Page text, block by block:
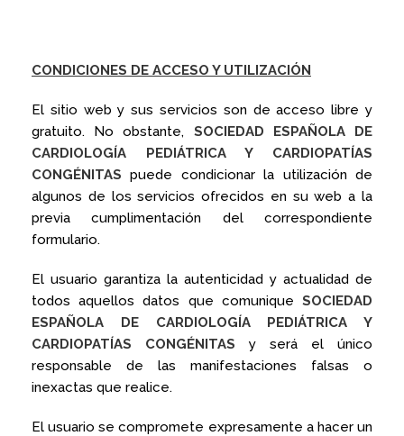
CONDICIONES DE ACCESO Y UTILIZACIÓN
El sitio web y sus servicios son de acceso libre y
gratuito. No obstante, SOCIEDAD ESPAÑOLA DE
CARDIOLOGÍA PEDIÁTRICA Y CARDIOPATÍAS
CONGÉNITASpuede condicionar la utilización de
algunos de los servicios ofrecidos en su web a la
previa cumplimentación del correspondiente
formulario.
El usuario garantiza la autenticidad y actualidad de
todos aquellos datos que comunique SOCIEDAD
ESPAÑOLA DE CARDIOLOGÍA PEDIÁTRICA Y
CARDIOPATÍAS CONGÉNITAS y será el único
responsable de las manifestaciones falsas o
inexactas que realice.
El usuario se compromete expresamente a hacer un